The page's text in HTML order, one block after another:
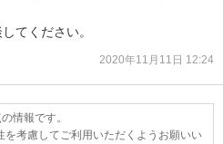
てください。
2020年11月11日 12:24
情報です。
を考慮してご利用いただくようお願いい